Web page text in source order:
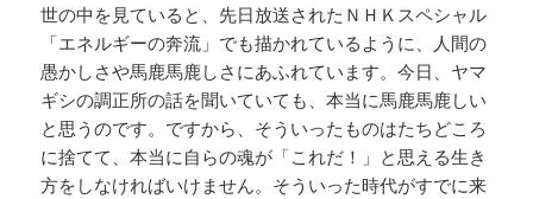
世の中を見ていると、先日放送されたＮＨＫスペシャル
「エネルギーの奔流」でも描かれているように、人間の
愚かしさや馬鹿馬鹿しさにあふれています。今日、ヤマ
ギシの調正所の話を聞いていても、本当に馬鹿馬鹿しい
と思うのです。ですから、そういったものはたちどころ
に捨てて、本当に自らの魂が「これだ！」と思える生き
方をしなければいけません。そういった時代がすでに来